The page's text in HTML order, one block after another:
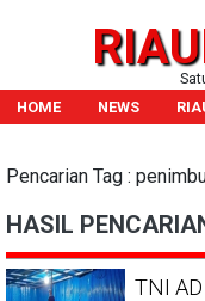
HOME
NEWS
Pencarian Tag :
HASIL
TNI